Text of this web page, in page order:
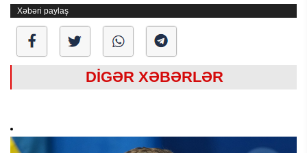
Xəbəri paylaş
DİGƏR XƏBƏRLƏR